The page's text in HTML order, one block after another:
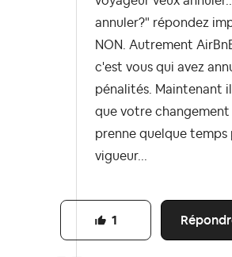
annuler?" répondez
NON. Autrement
c'est vous qui avez
pénalités. Maintenant
que votre
prenne quelque temps
vigueur...
1